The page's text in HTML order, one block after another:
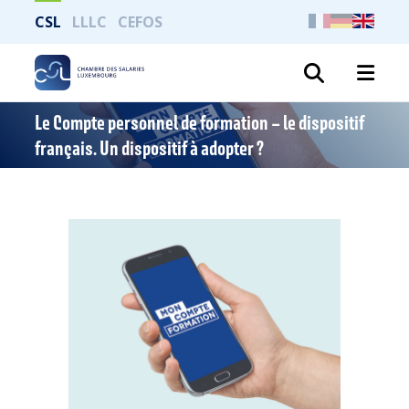
CSL LLLC CEFOS
Le Compte personnel de formation – le dispositif
français. Un dispositif à adopter ?